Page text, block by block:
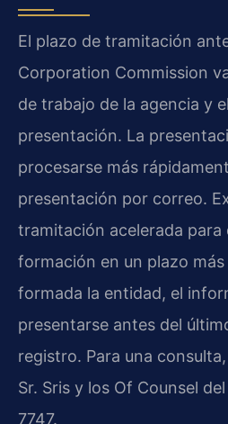
El plazo de tramitación
Corporation Commission
de trabajo de la agencia y
presentación. La
procesarse más
presentación por correo.
tramitación acelerada para
formación en un plazo
formada la entidad, el
presentarse antes del
registro. Para una
Sr. Sris y los Of Counsel
7747.